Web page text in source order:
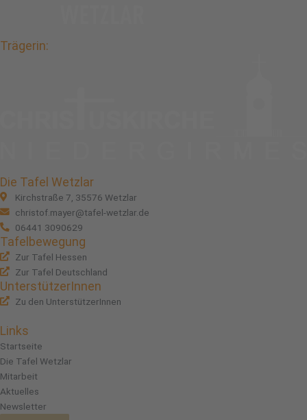
Trägerin:
Die Tafel Wetzlar
Kirchstraße 7, 35576 Wetzlar
christof.mayer@tafel-wetzlar.de
06441 3090629
Tafelbewegung
Zur Tafel Hessen
Zur Tafel Deutschland
UnterstützerInnen
Zu den UnterstützerInnen
Links
Startseite
Die Tafel Wetzlar
Mitarbeit
Aktuelles
Newsletter